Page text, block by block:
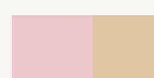
konsumentmaktsdirektivet.